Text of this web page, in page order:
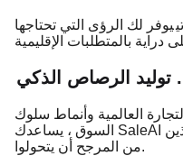
يوفر لك الرؤى التي تحتاجها
توليد الرصاص الذكي
العالمية وأنماط سلوك
السوق ، يساعدك SaleAI على تحديد الاحتمالات الأكثر ربحا ، مما يوفر لك الوقت والمال من خلال التركيز على العملاء المحتملين الذين
من المرجح أن يتحولوا.